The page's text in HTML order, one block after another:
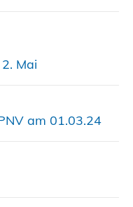
Mai
am 01.03.24